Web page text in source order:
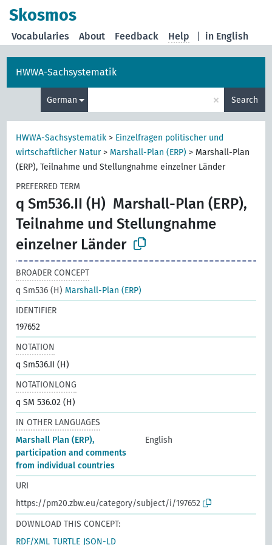
Skosmos
in English
Vocabularies About Feedback Help
HWWA-Sachsystematik
German × Search
HWWA-Sachsystematik > Einzelfragen politischer und
wirtschaftlicher Natur> Marshall-Plan (ERP) > Marshall-Plan
(ERP), Teilnahme und Stellungnahme einzelner Länder
PREFERRED TERM
q Sm536.II (H) Marshall-Plan (ERP),
Teilnahme und Stellungnahme
einzelner Länder
BROADER CONCEPT
q Sm536 (H) Marshall-Plan (ERP)
IDENTIFIER
197652
NOTATION
q Sm536.II (H)
NOTATIONLONG
q SM 536.02 (H)
IN OTHER LANGUAGES
Marshall Plan (ERP),
participation and comments
from individual countries
English
URI
https://pm20.zbw.eu/category/subject/i/197652
DOWNLOAD THIS CONCEPT:
RDF/XML TURTLE JSON-LD